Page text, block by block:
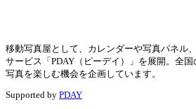
移動写真屋として、カレンダーや写真パネル
サービス「PDAY（ピーデイ）」を展開。全国
写真を楽しむ機会を企画しています。
Supported by PDAY